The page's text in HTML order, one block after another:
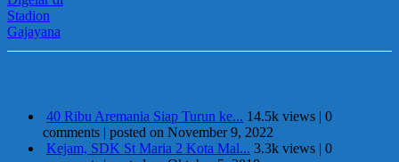
40 Ribu Aremania Siap Turun ke... 14.5k views
0
comments
posted on November 9, 2022
Kejam, SDK St Maria 2 Kota Mal... 3.3k views
0